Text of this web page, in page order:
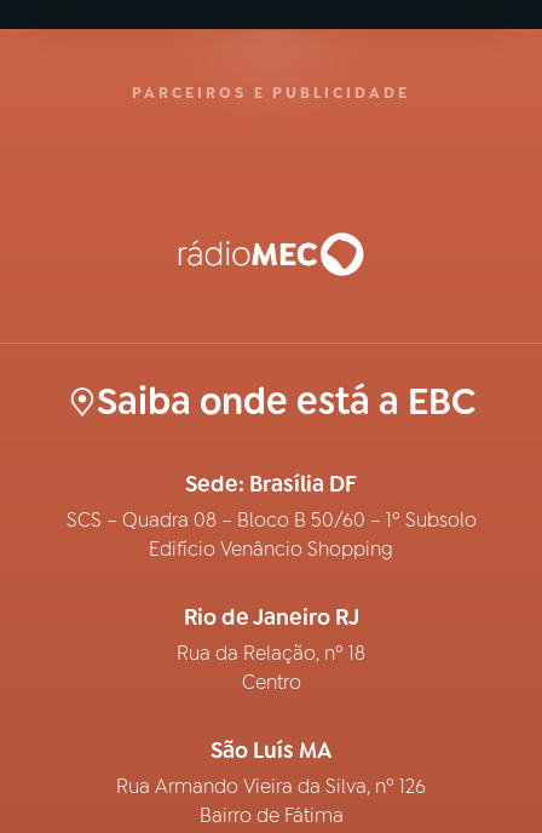
PARCEIROS E PUBLICIDADE
Saiba onde está a EBC
Sede: Brasília DF
SCS – Quadra 08 – Bloco B 50/60 – 1º Subsolo
Edifício Venâncio Shopping
Rio de Janeiro RJ
Rua da Relação, nº 18
Centro
São Luís MA
Rua Armando Vieira da Silva, nº 126
Bairro de Fátima